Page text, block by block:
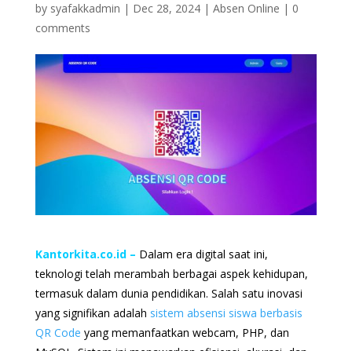
by syafakkadmin | Dec 28, 2024| Absen Online | 0
comments
Kantorkita.co.id – Dalam era digital saat ini,
teknologi telah merambah berbagai aspek kehidupan,
termasuk dalam dunia pendidikan. Salah satu inovasi
yang signifikan adalah sistem absensi siswa berbasis
QR Code yang memanfaatkan webcam, PHP, dan